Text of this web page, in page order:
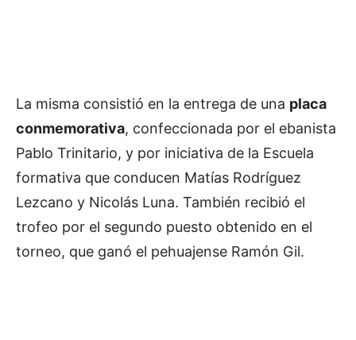
La misma consistió en la entrega de una placa
conmemorativa, confeccionada por el ebanista
Pablo Trinitario, y por iniciativa de la Escuela
formativa que conducen Matías Rodríguez
Lezcano y Nicolás Luna. También recibió el
trofeo por el segundo puesto obtenido en el
torneo, que ganó el pehuajense Ramón Gil.